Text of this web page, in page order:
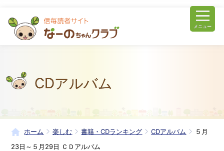
メニュー
CDアルバム
ホーム 楽しむ 書籍・CDランキング CDアルバム
５月
23日～５月29日 ＣＤアルバム